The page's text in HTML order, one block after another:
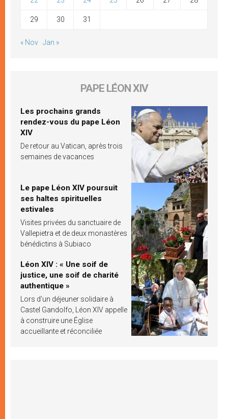
29 30 31
« Nov Jan »
PAPE LÉON XIV
Les prochains grands
rendez-vous du pape Léon
XIV
De retour au Vatican, après trois
semaines de vacances
Le pape Léon XIV poursuit
ses haltes spirituelles
estivales
Visites privées du sanctuaire de
Vallepietra et de deux monastères
bénédictins à Subiaco
Léon XIV : « Une soif de
justice, une soif de charité
authentique »
Lors d’un déjeuner solidaire à
Castel Gandolfo, Léon XIV appelle
à construire une Église
accueillante et réconciliée